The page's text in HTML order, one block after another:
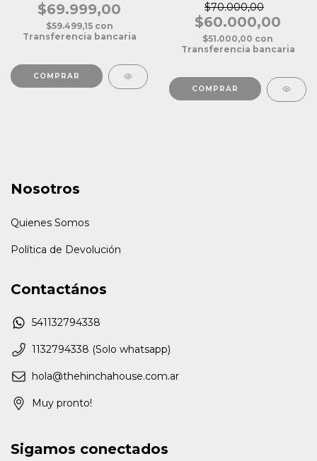
$69.999,00
$59.499,15 con
Transferencia bancaria
COMPRAR
$70.000,00
$60.000,00
$51.000,00 con
Transferencia bancaria
COMPRAR
Nosotros
Quienes Somos
Política de Devolución
Contactános
541132794338
1132794338 (Solo whatsapp)
hola@thehinchahouse.com.ar
Muy pronto!
Sigamos conectados